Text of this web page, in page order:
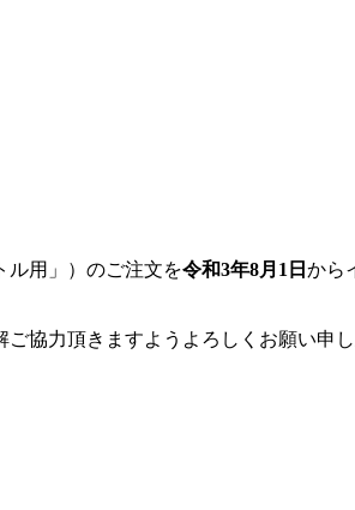
ル用」）のご注文を令和3年8月1日 から
協力頂きますようよろしくお願い申し